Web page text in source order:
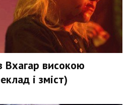
високою
і зміст)